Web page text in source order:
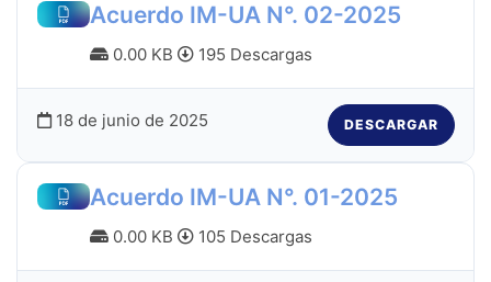
Acuerdo IM-UA N°. 02-2025
0.00 KB 195 Descargas
18 de junio de 2025 DESCARGAR
Acuerdo IM-UA N°. 01-2025
0.00 KB 105 Descargas